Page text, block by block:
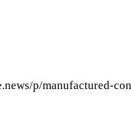
p/manufactured-